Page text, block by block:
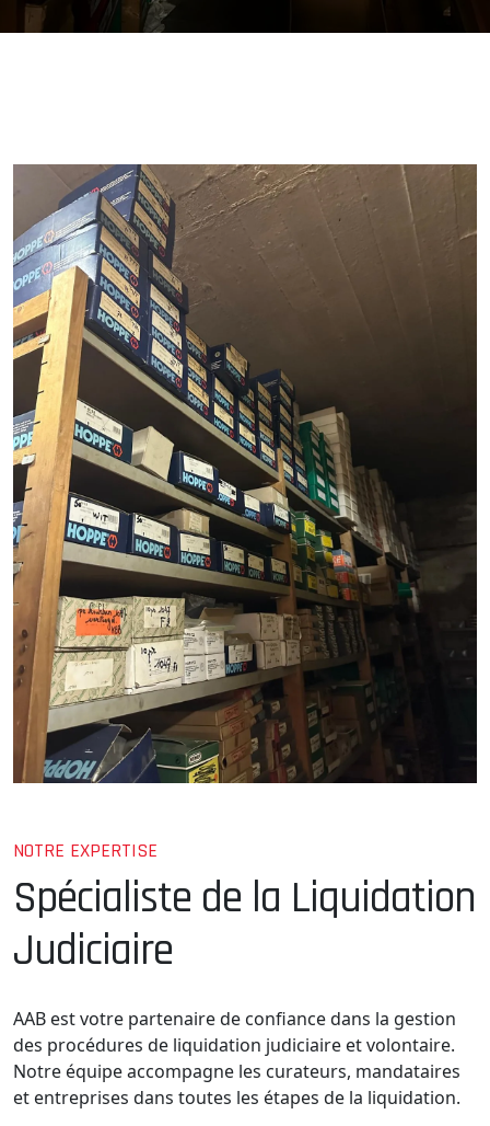
NOTRE EXPERTISE
Spécialiste de la Liquidation
Judiciaire
AAB est votre partenaire de confiance dans la gestion
des procédures de liquidation judiciaire et volontaire.
Notre équipe accompagne les curateurs, mandataires
et entreprises dans toutes les étapes de la liquidation.